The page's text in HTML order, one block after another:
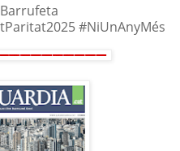
#NiUnAnyMés